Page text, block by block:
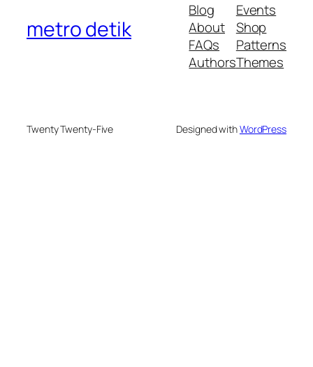
metro detik
Blog
About
FAQs
Authors
Events
Shop
Patterns
Themes
Twenty Twenty-Five Designed withWordPress